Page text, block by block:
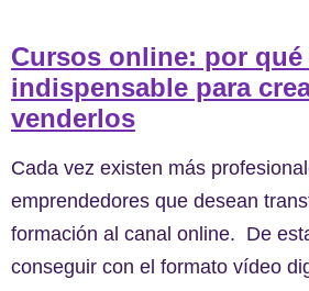
Cursos online: por qué
indispensable para
venderlos
Cada vez existen más
emprendedores que desean
formación al canal online. De
conseguir con el formato vídeo